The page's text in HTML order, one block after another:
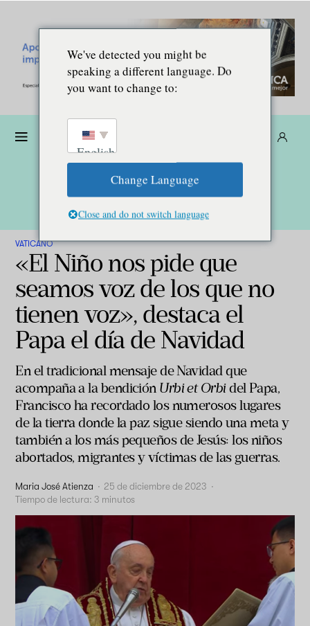
VATICANO
«El Niño nos pide que
seamos voz de los que no
tienen voz», destaca el
Papa el día de Navidad
En el tradicional mensaje de Navidad que
acompaña a la bendición Urbi et Orbidel Papa,
Francisco ha recordado los numerosos lugares
de la tierra donde la paz sigue siendo una meta y
también a los más pequeños de Jesús: los niños
abortados, migrantes y víctimas de las guerras.
Maria José Atienza · 25 de diciembre de 2023 ·
Tiempo de lectura: 3 minutos
We've detected you might be
speaking a different language. Do
you want to change to:
English
Change Language
Close and do not switch language